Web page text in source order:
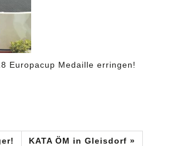
Europacup Medaille erringen!
KATA ÖM in Gleisdorf »